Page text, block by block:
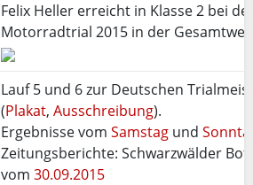
Felix Heller erreicht in Klasse 2 bei
Motorradtrial 2015 in der
Lauf 5 und 6 zur Deutschen
(Plakat,Ausschreibung).
Ergebnisse vomSamstag und
Zeitungsberichte: Schwarzwälder
vom30.09.2015